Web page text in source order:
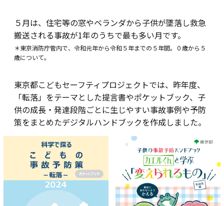
５月は、住宅等の窓やベランダから子供が墜落し救急
搬送される事故が1年のうちで最も多い月です。
＊東京消防庁管内で、令和元年から令和５年までの５年間。０歳から５
歳について。
東京都こどもセーフティプロジェクトでは、昨年度、
「転落」をテーマとした提言書やポケットブック、子
供の成長・発達段階ごとに生じやすい事故事例や予防
策をまとめたデジタルハンドブックを作成しました。